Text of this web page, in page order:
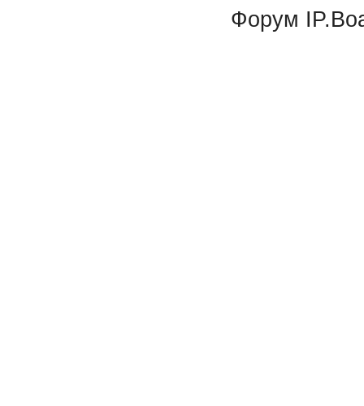
Форум